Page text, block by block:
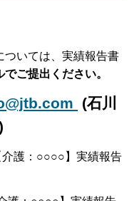
ついては、実績報告書
ご提出ください。
(石川
護：○○○○】実績報告